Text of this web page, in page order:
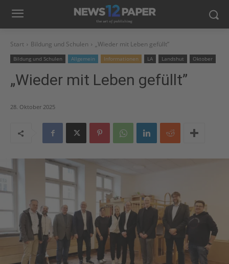
Start Bildung und Schulen „Wieder mit Leben gefüllt”
Bildung und Schulen Allgemein Informationen LA Landshut Oktober
„Wieder mit Leben gefüllt”
28. Oktober 2025